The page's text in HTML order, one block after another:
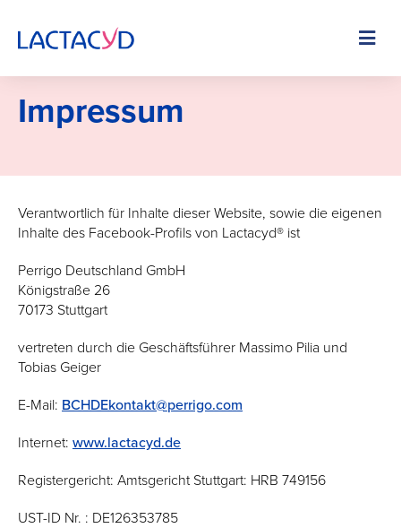
mainImage
Impressum
Verantwortlich für Inhalte dieser Website, sowie die eigenen
Inhalte des Facebook-Profils von Lactacyd® ist
Perrigo Deutschland GmbH
Königstraße 26
70173 Stuttgart
vertreten durch die Geschäftsführer Massimo Pilia und
Tobias Geiger
E-Mail: BCHDEkontakt@perrigo.com
Internet: www.lactacyd.de
Registergericht: Amtsgericht Stuttgart: HRB 749156
UST-ID Nr. : DE126353785